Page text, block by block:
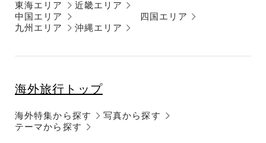
東海エリア
近畿エリア
中国エリア
四国エリア
九州エリア
沖縄エリア
海外旅行トップ
海外特集から探す
テーマから探す
写真から探す